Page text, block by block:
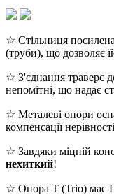
☆ Стільниця посилена
(труби), що дозволяє
☆ З'єднання траверс
непомітні, що надає
☆ Металеві опори
компенсації
☆ Завдяки міцній
нехиткий!
☆ Опора T (Trio) має